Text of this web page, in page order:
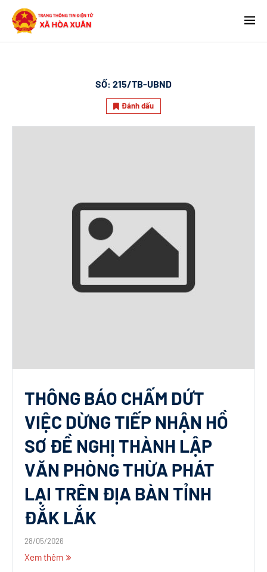
SỐ: 215/TB-UBND
Đánh dấu
THÔNG BÁO CHẤM DỨT
VIỆC DỪNG TIẾP NHẬN HỒ
SƠ ĐỀ NGHỊ THÀNH LẬP
VĂN PHÒNG THỪA PHÁT
LẠI TRÊN ĐỊA BÀN TỈNH
ĐẮK LẮK
28/05/2026
Xem thêm